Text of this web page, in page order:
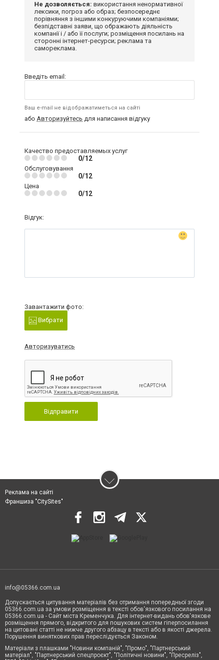
Не дозволяється: використання ненормативної
лексики, погроз або образ; безпосереднє
порівняння з іншими конкуруючими компаніями;
безпідставні заяви, що ображають діяльність
компанії і / або її послуги; розміщення посилань на
сторонні інтернет-ресурси; реклама та
самореклама.
Введіть email:
Ваш e-mail не відображатиметься на сайті
або Авторизуйтесь для написання відгуку
Качество предоставляемых услуг
0/12
Обслуговування
0/12
Цена
0/12
Відгук:
Завантажити фото:
Вибрати
Авторизуватись
Відправити
Реклама на сайті
Франшиза "CitySites"
info@05366.com.ua
Допускається цитування матеріалів без отримання попередньої згоди
05366.com.ua за умови розміщення в тексті обов'язкового посилання на
05366.com.ua - Сайт міста Кременчука. Для інтернет-видань обов'язкове
розміщення прямого, відкритого для пошукових систем гіперпосилання
на цитовані статті не нижче другого абзацу в тексті або в якості джерела.
Порушення виняткових прав переслідується Законом.
Матеріали з плашками "Новини компаній", "Промо", "Партнерський
матеріал", "Партнерський спецпроєкт", "Політичні новини", "Пресреліз",